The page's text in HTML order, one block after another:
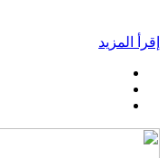
إقرأ المزيد